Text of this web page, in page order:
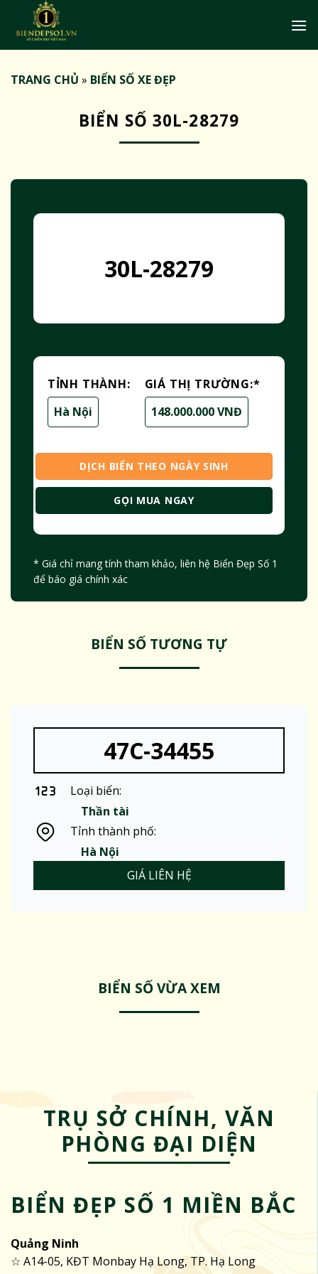
TRANG CHỦ » BIỂN SỐ XE ĐẸP
BIỂN SỐ 30L-28279
30L-28279
TỈNH THÀNH:
Hà Nội
GIÁ THỊ TRƯỜNG:*
148.000.000 VNĐ
DỊCH BIỂN THEO NGÀY SINH
GỌI MUA NGAY
* Giá chỉ mang tính tham khảo, liên hệ Biển Đẹp Số 1
để báo giá chính xác
BIỂN SỐ TƯƠNG TỰ
47C-34455
Loại biển:
Thần tài
Tỉnh thành phố:
Hà Nội
GIÁ LIÊN HỆ
BIỂN SỐ VỪA XEM
TRỤ SỞ CHÍNH, VĂN
PHÒNG ĐẠI DIỆN
BIỂN ĐẸP SỐ 1 MIỀN BẮC
Quảng Ninh
☆ A14-05, KĐT Monbay Hạ Long, TP. Hạ Long